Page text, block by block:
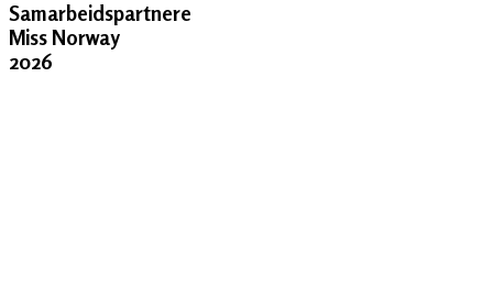
Samarbeidspartnere
Miss Norway
2026